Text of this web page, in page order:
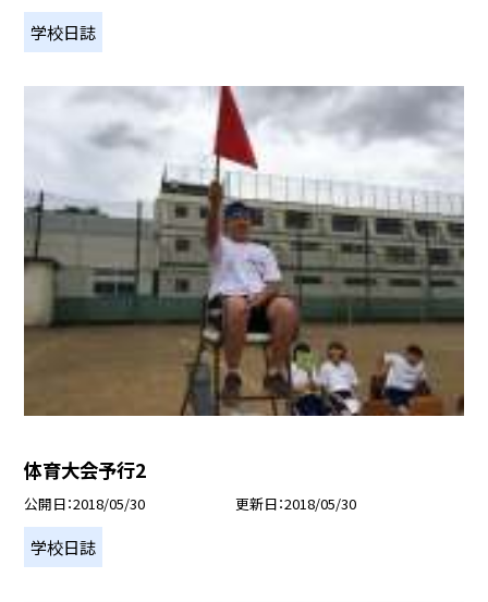
学校日誌
体育大会予行2
公開日 2018/05/30 更新日 2018/05/30
学校日誌